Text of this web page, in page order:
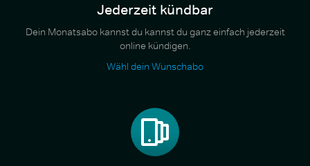
Jederzeit kündbar
Dein Monatsabo kannst du kannst du ganz einfach jederzeit
online kündigen.
Wähl dein Wunschabo